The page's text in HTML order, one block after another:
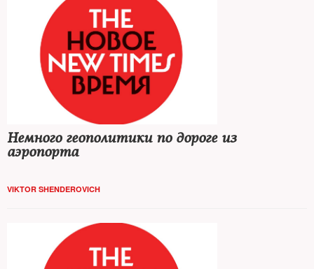
Немного геополитики по дороге из
аэропорта
VIKTOR SHENDEROVICH